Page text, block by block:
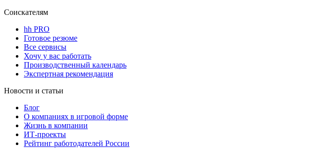
Соискателям
hh PRO
Готовое резюме
Все сервисы
Хочу у вас работать
Производственный календарь
Экспертная рекомендация
Новости и статьи
Блог
О компаниях в игровой форме
Жизнь в компании
ИТ-проекты
Рейтинг работодателей России